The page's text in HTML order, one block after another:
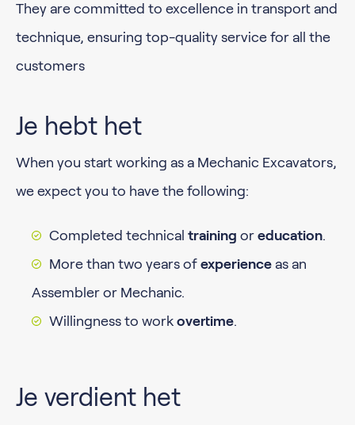
They are committed to excellence in transport and
technique, ensuring top-quality service for all the
customers
Je hebt het
When you start working as a Mechanic Excavators,
we expect you to have the following:
Completed technical training or education.
More than two years of experience as an
Assembler or Mechanic.
Willingness to work overtime.
Je verdient het